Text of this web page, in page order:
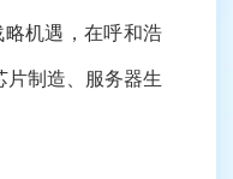
机遇，在呼和浩
片制造、服务器生